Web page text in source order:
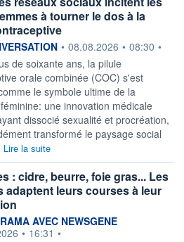
à tourner le dos à la
fournie par • 08.08.2026 • 08:30 •
de soixante ans, la pilule
orale combinée (COC) s'est
le symbole ultime de la
une innovation médicale
dissocié sexualité et procréation,
transformé le paysage social
Lire la suite
: cidre, beurre, foie gras... Les
adaptent leurs courses à leur
fournie par
AVEC NEWSGENE
• 16:31 •